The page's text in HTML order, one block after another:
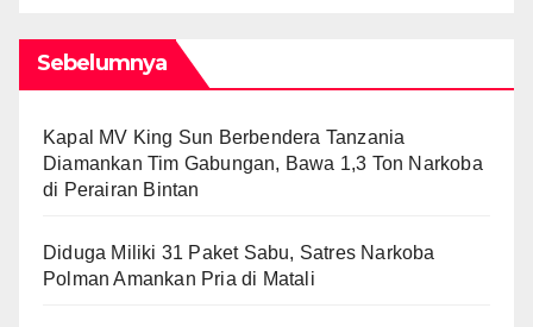
Sebelumnya
Kapal MV King Sun Berbendera Tanzania
Diamankan Tim Gabungan, Bawa 1,3 Ton Narkoba
di Perairan Bintan
Diduga Miliki 31 Paket Sabu, Satres Narkoba
Polman Amankan Pria di Matali